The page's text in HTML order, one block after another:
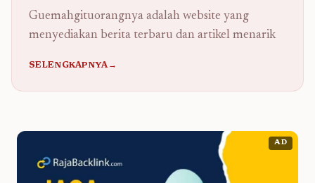
Guemahgituorangnya adalah website yang
menyediakan berita terbaru dan artikel menarik
SELENGKAPNYA→
AD